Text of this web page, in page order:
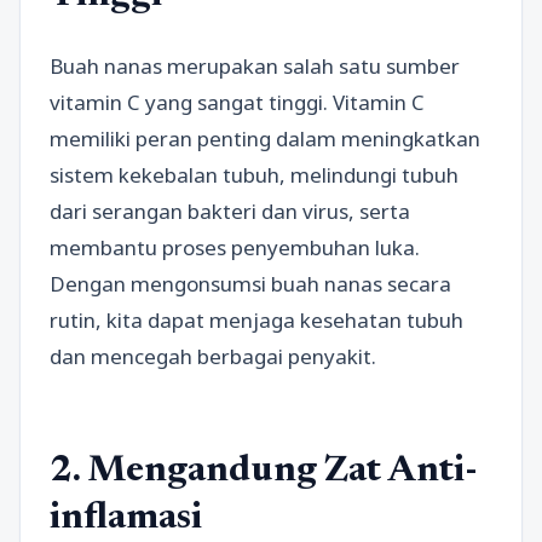
Buah nanas merupakan salah satu sumber
vitamin C yang sangat tinggi. Vitamin C
memiliki peran penting dalam meningkatkan
sistem kekebalan tubuh, melindungi tubuh
dari serangan bakteri dan virus, serta
membantu proses penyembuhan luka.
Dengan mengonsumsi buah nanas secara
rutin, kita dapat menjaga kesehatan tubuh
dan mencegah berbagai penyakit.
2. Mengandung Zat Anti-
inflamasi